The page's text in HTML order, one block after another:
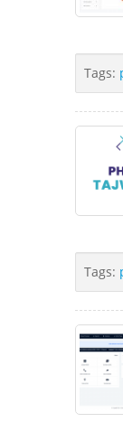
Tags:
Tags: